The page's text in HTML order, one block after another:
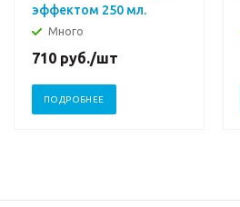
эффектом 250 мл.
Много
710 руб./шт
ПОДРОБНЕЕ